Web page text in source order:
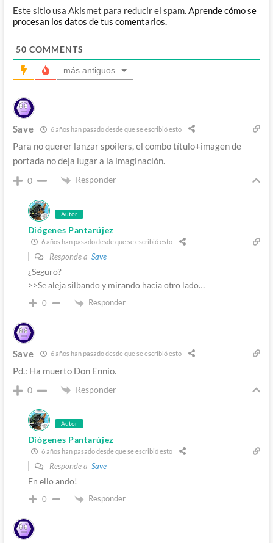
Este sitio usa Akismet para reducir el spam.Aprende cómo se
procesan los datos de tus comentarios.
50 COMMENTS
más antiguos
Save 6 años han pasado desde que se escribió esto
Para no querer lanzar spoilers, el combo título+imagen de
portada no deja lugar a la imaginación.
0 Responder
Autor
Diógenes Pantarújez
6 años han pasado desde que se escribió esto
Responde a Save
¿Seguro?
>>Se aleja silbando y mirando hacia otro lado…
0 Responder
Save 6 años han pasado desde que se escribió esto
Pd.: Ha muerto Don Ennio.
0 Responder
Autor
Diógenes Pantarújez
6 años han pasado desde que se escribió esto
Responde a Save
En ello ando!
0 Responder